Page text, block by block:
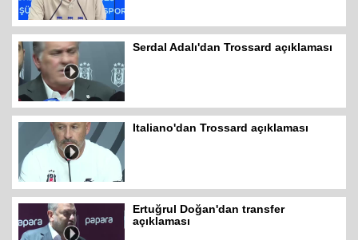
Serdal Adalı'dan Trossard açıklaması
Italiano'dan Trossard açıklaması
Ertuğrul Doğan'dan transfer
açıklaması